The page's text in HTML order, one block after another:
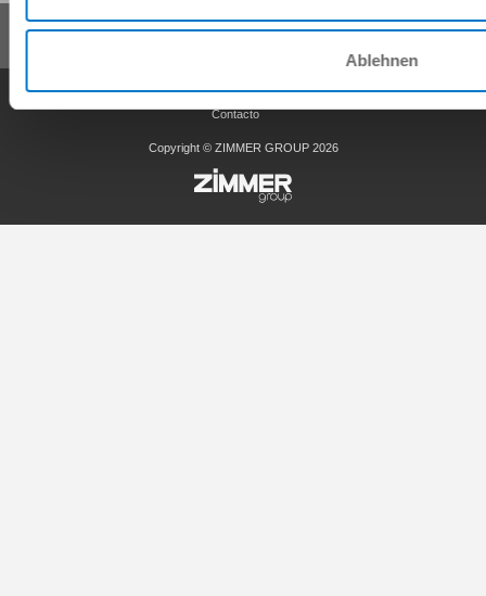
Ablehnen
Condiciones generales de contrato Política de privacidad
Nota legal
Contacto
Copyright © ZIMMER GROUP 2026